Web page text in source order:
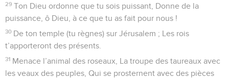
29 Ton Dieu ordonne que tu sois puissant, Donne de la
puissance, ô Dieu, à ce que tu as fait pour nous !
30 De ton temple (tu règnes) sur Jérusalem ; Les rois
t’apporteront des présents.
31 Menace l’animal des roseaux, La troupe des taureaux avec
les veaux des peuples, Qui se prosternent avec des pièces